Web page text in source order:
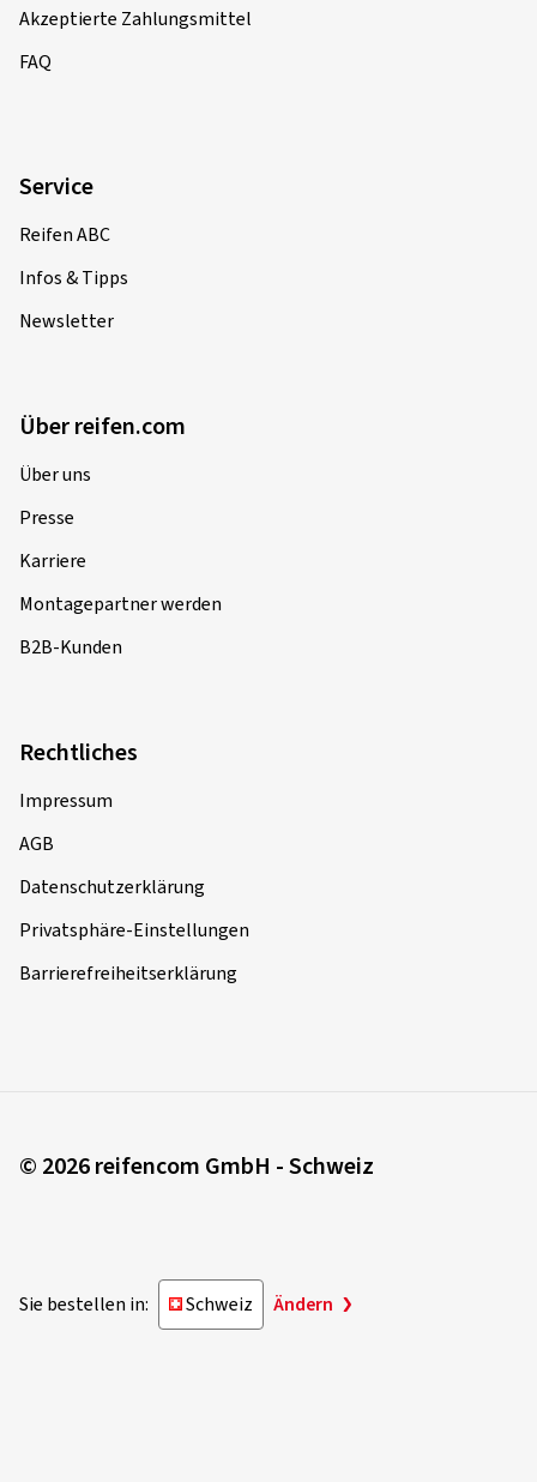
Akzeptierte Zahlungsmittel
FAQ
Service
Reifen ABC
Infos & Tipps
Newsletter
Über reifen.com
Über uns
Presse
Karriere
Montagepartner werden
B2B-Kunden
Rechtliches
Impressum
AGB
Datenschutzerklärung
Privatsphäre-Einstellungen
Barrierefreiheitserklärung
© 2026 reifencom GmbH - Schweiz
Sie bestellen in: Schweiz Ändern